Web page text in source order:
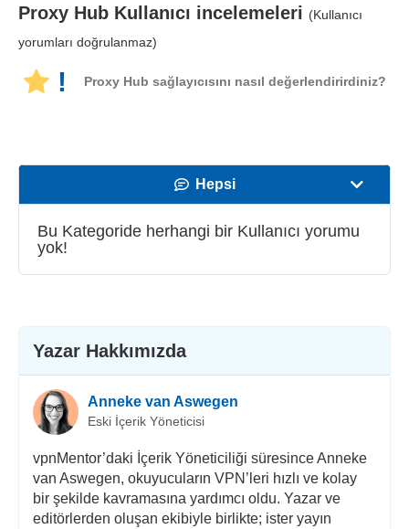
Proxy Hub Kullanıcı incelemeleri (Kullanıcı
yorumları doğrulanmaz)
! Proxy Hub sağlayıcısını nasıl değerlendirirdiniz?
Hepsi
Hız
Müşteri hizmetleri
Bu Kategoride herhangi bir Kullanıcı yorumu
yok!
Yazar Hakkımızda
Anneke van Aswegen
Eski İçerik Yöneticisi
vpnMentor’daki İçerik Yöneticiliği süresince Anneke
van Aswegen, okuyucuların VPN’leri hızlı ve kolay
bir şekilde kavramasına yardımcı oldu. Yazar ve
editörlerden oluşan ekibiyle birlikte; ister yayın